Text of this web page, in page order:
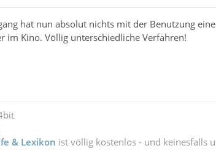
hat nun absolut nichts mit der Benutzung
im Kino. Völlig unterschiedliche Verfahren!
& Lexikon ist völlig kostenlos - und keinesfalls